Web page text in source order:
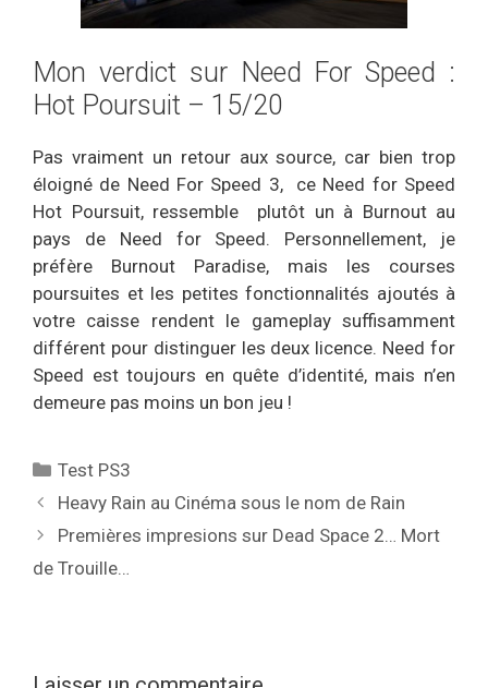
Mon verdict sur Need For Speed :
Hot Poursuit – 15/20
Pas vraiment un retour aux source, car bien trop
éloigné de Need For Speed 3, ce Need for Speed
Hot Poursuit, ressemble plutôt un à Burnout au
pays de Need for Speed. Personnellement, je
préfère Burnout Paradise, mais les courses
poursuites et les petites fonctionnalités ajoutés à
votre caisse rendent le gameplay suffisamment
différent pour distinguer les deux licence. Need for
Speed est toujours en quête d’identité, mais n’en
demeure pas moins un bon jeu !
Catégories
Test PS3
Heavy Rain au Cinéma sous le nom de Rain
Premières impresions sur Dead Space 2… Mort
de Trouille…